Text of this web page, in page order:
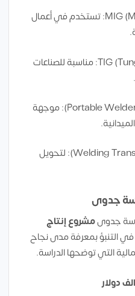
و أجهزة لحام MIG (Metal Inert Gas): تستخدم في أعمال
أجهزة لحام TIG (Tungsten Inert Gas): مناسبة للصناعات
أجهزة لحام محمولة صغيرة (Portable Welders): موجهة
محولات تيار اللحام (Welding Transformers): لتحويل
جدوى
جدوىمشروع إنتاج
في التنبؤ بمعرفة مدى نجاح
التي توضحها الدراسة.